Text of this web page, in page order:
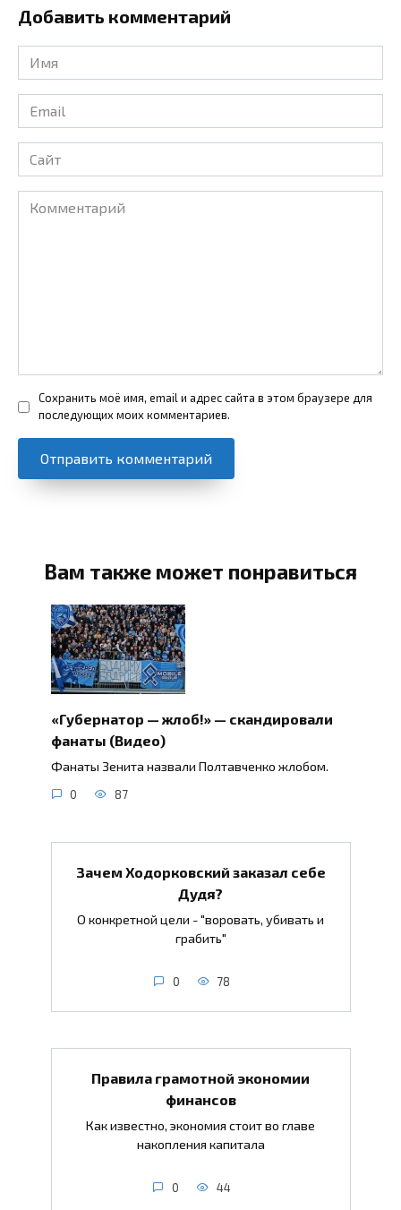
Добавить комментарий
Имя
*
Email
*
Сайт
Комментарий
Сохранить моё имя, email и адрес сайта в этом браузере для
последующих моих комментариев.
Вам также может понравиться
«Губернатор — жлоб!» — скандировали
фанаты (Видео)
Фанаты Зенита назвали Полтавченко жлобом.
0 87
Зачем Ходорковский заказал себе
Дудя?
О конкретной цели - "воровать, убивать и
грабить"
0 78
Правила грамотной экономии
финансов
Как известно, экономия стоит во главе
накопления капитала
0 44